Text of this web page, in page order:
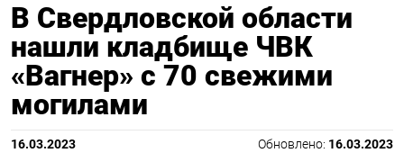
В Свердловской области
нашли кладбище ЧВК
«Вагнер» с 70 свежими
могилами
16.03.2023 Обновлено: 16.03.2023